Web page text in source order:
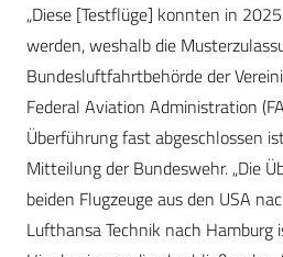
„Diese [Testflüge] konnten in
werden, weshalb die
Bundesluftfahrtbehörde der
Federal Aviation Administration
Überführung fast abgeschlossen
Mitteilung der Bundeswehr. „Die
beiden Flugzeuge aus den USA
Lufthansa Technik nach